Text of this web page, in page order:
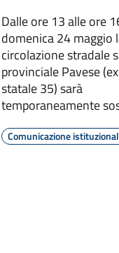
Dalle ore 13 alle ore
domenica 24 maggio
circolazione stradale
provinciale Pavese
statale 35) sarà
temporaneamente
Comunicazione